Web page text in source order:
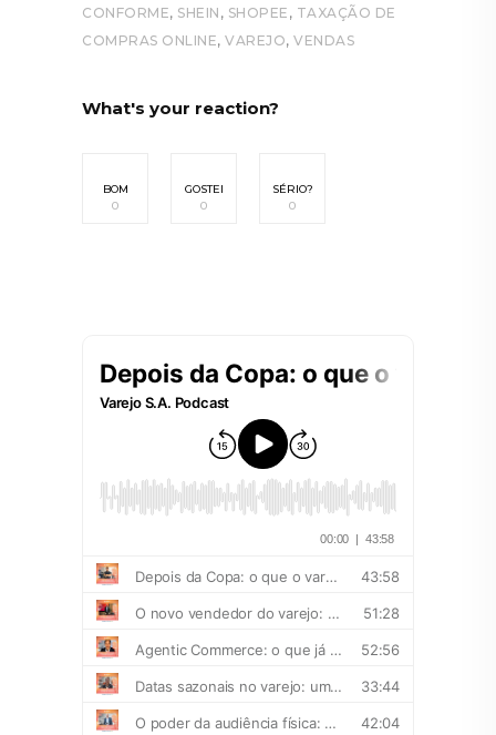
CONFORME, SHEIN , SHOPEE , TAXAÇÃO DE
COMPRAS ONLINE, VAREJO, VENDAS
What's your reaction?
BOM
0
GOSTEI
0
SÉRIO?
0